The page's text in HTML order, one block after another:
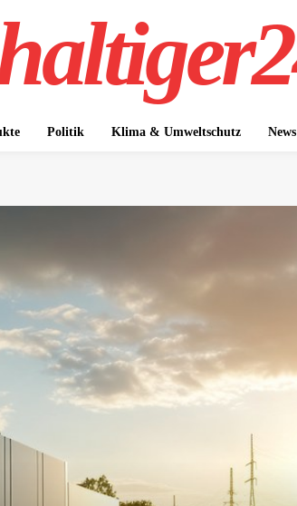
Politik Klima & Umweltschutz